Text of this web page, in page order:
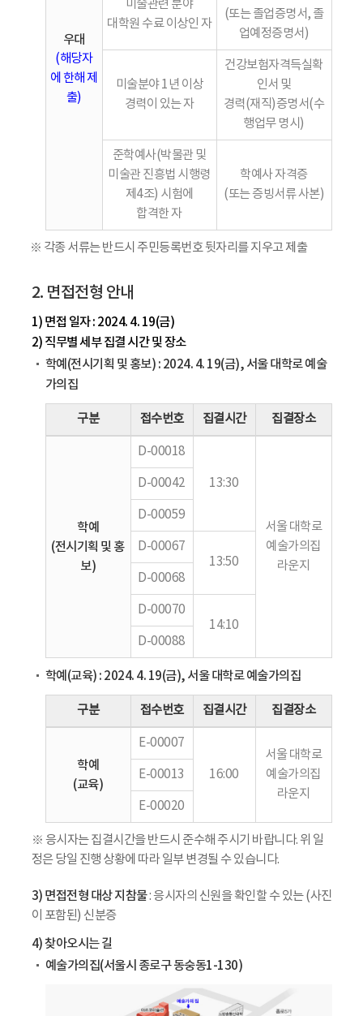
우대
(해당자
에 한해 제
출)
미술관련 분야
대학원 수료 이상인 자
(또는 졸업증명서, 졸
업예정증명서)
미술분야 1년 이상
경력이 있는 자
건강보험자격득실확
인서 및
경력(재직)증명서(수
행업무 명시)
준학예사(박물관 및
미술관 진흥법 시행령
제4조) 시험에
합격한 자
학예사 자격증
(또는 증빙서류 사본)
※ 각종 서류는 반드시 주민등록번호 뒷자리를 지우고 제출
2. 면접전형 안내
1) 면접 일자 : 2024. 4. 19(금)
2) 직무별 세부 집결 시간 및 장소
학예(전시기획 및 홍보) : 2024. 4. 19(금), 서울 대학로 예술
가의집
구분 접수번호 집결시간 집결장소
학예
(전시기획 및 홍
보)
D-00018
13:30
서울 대학로
예술가의집
라운지
D-00042
D-00059
D-00067
13:50
D-00068
D-00070
14:10
D-00088
학예(교육) : 2024. 4. 19(금), 서울 대학로 예술가의집
구분 접수번호 집결시간 집결장소
학예
(교육)
E-00007
16:00
서울 대학로
예술가의집
라운지
E-00013
E-00020
※ 응시자는 집결시간을 반드시 준수해 주시기 바랍니다. 위 일
정은 당일 진행 상황에 따라 일부 변경될 수 있습니다.
3) 면접전형 대상 지참물: 응시자의 신원을 확인할 수 있는 (사진
이 포함된) 신분증
4) 찾아오시는 길
예술가의집(서울시 종로구 동숭동1-130)